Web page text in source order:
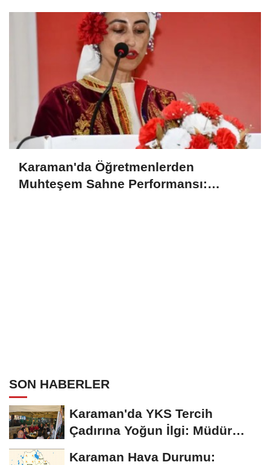
Karaman'da Öğretmenlerden
Muhteşem Sahne Performansı:
SON HABERLER
Karaman'da YKS Tercih
Çadırına Yoğun İlgi: Müdür
Karaman Hava Durumu: